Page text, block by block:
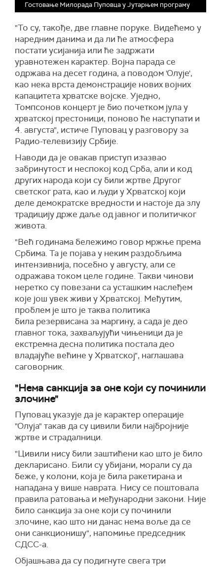
Гостовање Милорада Пуповца у Јутарњем програму
"То су, такође, две главне поруке. Видећемо у
наредним данима и да ли ће атмосфера
постати усијанија или ће задржати
уравнотежен карактер. Војна парада се
одржава на десет година, а поводом 'Олује',
као нека врста демонстрације нових војних
капацитета хрватске војске. Уједно,
Томпсонов концерт је био почетком јула у
хрватској престоници, поново ће наступати и
4. августа", истиче Пуповац у разговору за
Радио-телевизију Србије.
Наводи да је овакав приступ изазвао
забринутост и неспокој код Срба, али и код
других народа који су били жртве Другог
светског рата, као и људи у Хрватској који
деле демократске вредности и настоје да злу
традицију држе даље од јавног и политичког
живота.
"Већ годинама бележимо говор мржње према
Србима. Та је појава у неким раздобљима
интензивнија, посебно у августу, али се
одражава током целе године. Такви чинови
неретко су повезани са усташким наслеђем
које још увек живи у Хрватској. Међутим,
проблем је што је таква политика
била резервисана за маргину, а сада је део
главног тока, захваљујући чињеници да је
екстремна десна политика постала део
владајуће већине у Хрватској", наглашава
саговорник.
"Нема санкција за оне који су починили
злочине"
Пуповац указује да је карактер операције
"Олуја" такав да су цивили били најбројније
жртве и страдалници.
"Цивили нису били заштићени као што је било
декларисано. Били су убијани, морали су да
беже, у колони, која је била ракетирана и
нападана у више наврата. Нису се поштовала
правила ратовања и међународни закони. Није
било санкција за оне који су починили
злочине, као што ни данас нема воље да се
они санкционишу", напомиње председник
СДСС-а.
Објашњава да су подигнуте свега три